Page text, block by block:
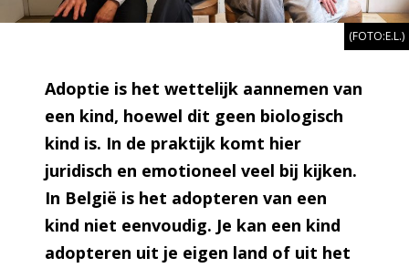
(FOTO:E.L.)
Adoptie is het wettelijk aannemen van
een kind, hoewel dit geen biologisch
kind is. In de praktijk komt hier
juridisch en emotioneel veel bij kijken.
In België is het adopteren van een
kind niet eenvoudig. Je kan een kind
adopteren uit je eigen land of uit het